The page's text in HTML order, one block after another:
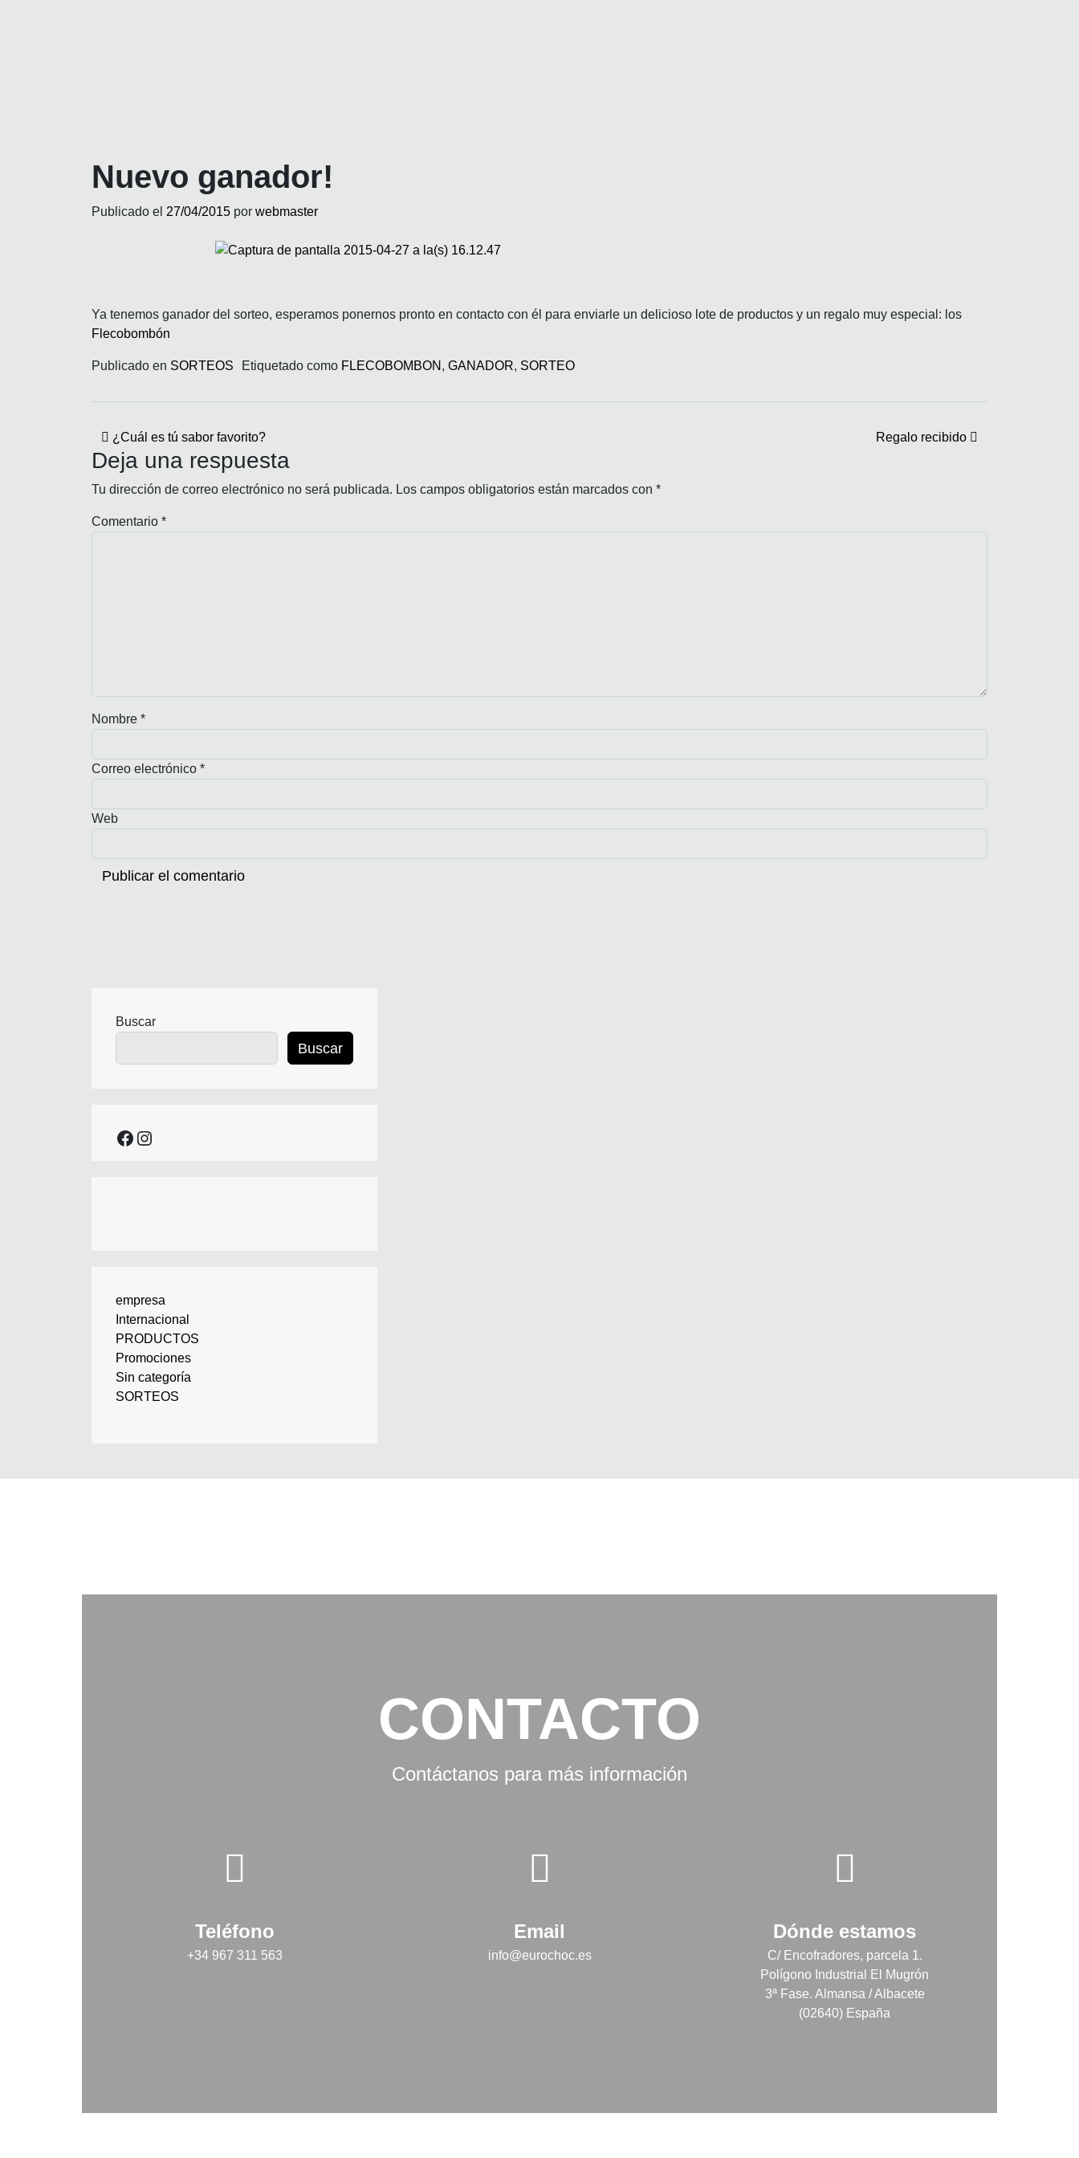
Nuevo ganador!
Publicado el 27/04/2015 por webmaster
Ya tenemos ganador del sorteo, esperamos ponernos pronto en contacto con él para enviarle un delicioso lote de productos y un regalo muy especial: los
Flecobombón
Publicado en SORTEOS Etiquetado como FLECOBOMBON , GANADOR, SORTEO
Navegación de entradas
¿Cuál es tú sabor favorito? Regalo recibido
Deja una respuesta
Tu dirección de correo electrónico no será publicada. Los campos obligatorios están marcados con *
Comentario *
Nombre *
Correo electrónico *
Web
Buscar
Buscar
facebook
instagram
empresa
Internacional
PRODUCTOS
Promociones
Sin categoría
SORTEOS
CONTACTO
Contáctanos para más información
Teléfono
+34 967 311 563
Email
info@eurochoc.es
Dónde estamos
C/ Encofradores, parcela 1.
Polígono Industrial El Mugrón
3ª Fase. Almansa / Albacete
(02640) España